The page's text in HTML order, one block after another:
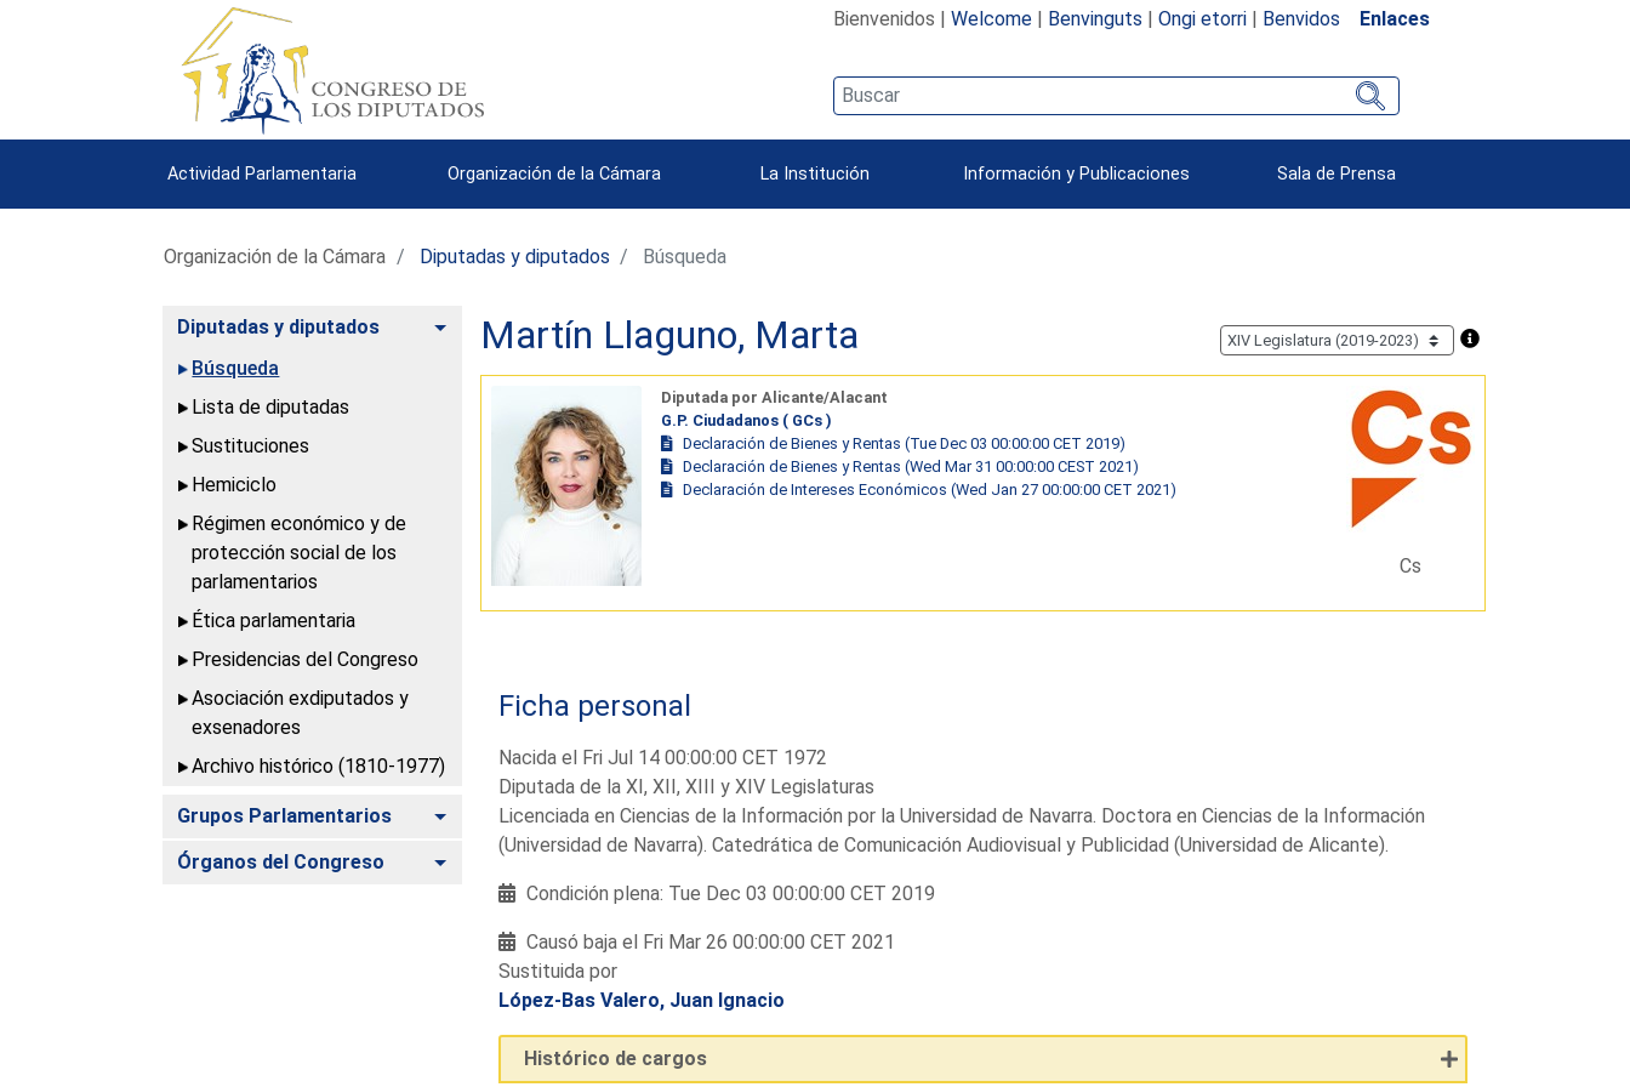
Bienvenidos | Welcome| Benvinguts | Ongi etorri| Benvidos Enlaces
Actividad Parlamentaria Organización de la Cámara La Institución Información y Publicaciones Sala de Prensa
Organización de la Cámara Diputadas y diputados Búsqueda
Diputadas y diputados
Alternar
Búsqueda
Lista de diputadas
Sustituciones
Hemiciclo
Régimen económico y de
protección social de los
parlamentarios
Ética parlamentaria
Presidencias del Congreso
Asociación exdiputados y
exsenadores
Archivo histórico (1810-1977)
Grupos Parlamentarios Alternar
Órganos del Congreso Alternar
Martín Llaguno, Marta
Diputada por Alicante/Alacant
G.P. Ciudadanos ( GCs )
Declaración de Bienes y Rentas (Tue Dec 03 00:00:00 CET 2019)
Declaración de Bienes y Rentas (Wed Mar 31 00:00:00 CEST 2021)
Declaración de Intereses Económicos (Wed Jan 27 00:00:00 CET 2021)
Cs
Ficha personal
Nacida el Fri Jul 14 00:00:00 CET 1972
Diputada de la XI, XII, XIII y XIV Legislaturas
Licenciada en Ciencias de la Información por la Universidad de Navarra. Doctora en Ciencias de la Información
(Universidad de Navarra). Catedrática de Comunicación Audiovisual y Publicidad (Universidad de Alicante).
Condición plena: Tue Dec 03 00:00:00 CET 2019
Causó baja el Fri Mar 26 00:00:00 CET 2021
Sustituida por
López-Bas Valero, Juan Ignacio
Histórico de cargos